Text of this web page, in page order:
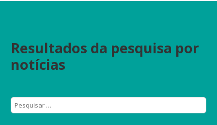
Resultados da pesquisa por
notícias